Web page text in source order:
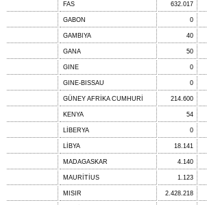
FAS 632.017
GABON 0
GAMBIYA 40
GANA 50
GINE 0
GINE-BISSAU 0
GÜNEY AFRİKA CUMHURİ 214.600
KENYA 54
LİBERYA 0
LİBYA 18.141
MADAGASKAR 4.140
MAURİTİUS 1.123
MISIR 2.428.218